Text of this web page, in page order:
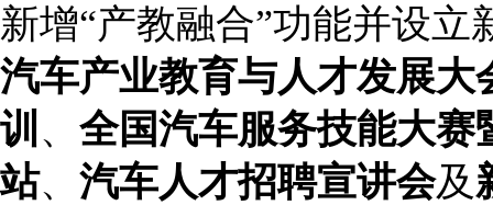
新增“产教融合”功能并设立
汽车产业教育与人才发展大
训 、 全国汽车服务技能大赛
站、 汽车人才招聘宣讲会及